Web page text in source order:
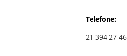
Telefone:
21 394 27 46